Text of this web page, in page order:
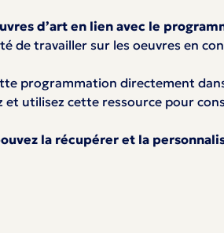
d’art en lien avec le
de travailler sur les oeuvres en
programmation directement
et utilisez cette ressource pour
la récupérer et la